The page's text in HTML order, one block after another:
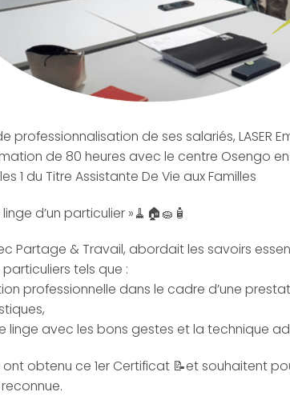
professionnalisation de ses salariés, LASER
de 80 heures avec le centre Osengo
1 du Titre Assistante De Vie aux Familles
d’un particulier »🧹🏠🧽🧴
Partage & Travail, abordait les savoirs
tels que :
professionnelle dans le cadre d’une
linge avec les bons gestes et la technique
obtenu ce 1er Certificat 📝et souhaitent